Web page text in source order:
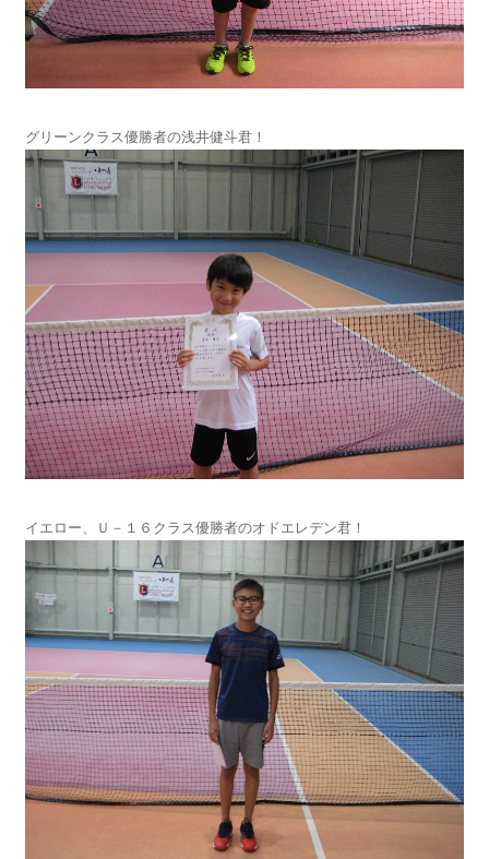
グリーンクラス優勝者の浅井健斗君！
イエロー、Ｕ－１６クラス優勝者のオドエレデン君！